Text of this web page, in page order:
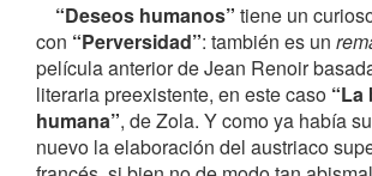
“Deseos humanos” tiene un
con “Perversidad”: también es un
película anterior de Jean Renoir
literaria preexistente, en este caso “La
humana”, de Zola. Y como ya había
nuevo la elaboración del austriaco